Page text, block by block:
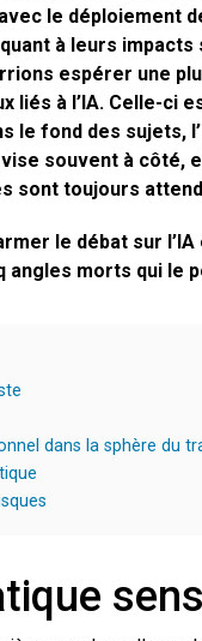
avec le déploiement
à leurs
espérer une
liés à l’IA. Celle-ci
le fond des sujets,
souvent à côté,
sont toujours
le débat sur
morts qui le
dans la sphère du